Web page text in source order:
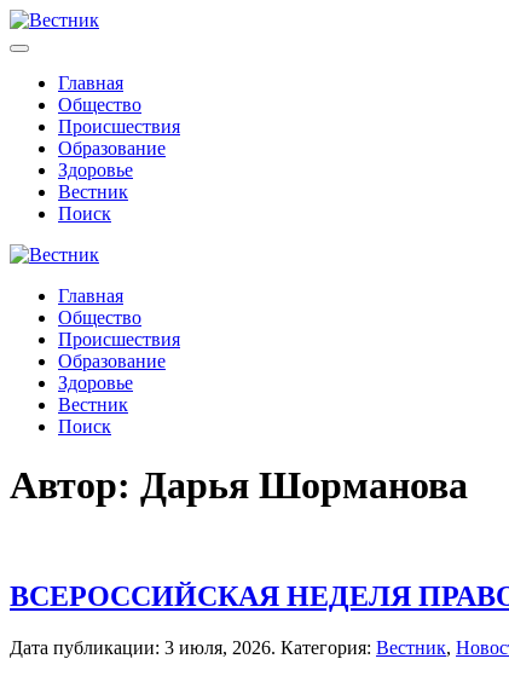
Главная
Общество
Происшествия
Образование
Здоровье
Вестник
Поиск
Главная
Общество
Происшествия
Образование
Здоровье
Вестник
Поиск
Автор: Дарья Шорманова
ВСЕРОССИЙСКАЯ НЕДЕЛЯ
Дата публикации: 3 июля, 2026. Категория: Вестник,